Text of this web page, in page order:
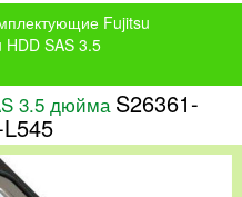
Fujitsu
HDD SAS 3.5
3.5 дюйма S26361-